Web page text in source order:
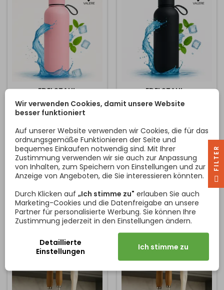
Behälters und sorgt dafür,
dass jeder Liter...
gesundheitlich...
EDELSTAHL
THERMOSKANNE TERMO
SOFT 500ML / ALTROSA
TERMO SOFT ist eine
Thermoskanne, die dank
ihrer Edelstahl-
Vakuumkonstruktion Ihre
Getränke zuverlässig heiß
oder kalt hält. Sie ist der
ideale Begleiter für den
Hause, bei der Arbeit und
bei Outdoor-Aktivitäten mit
der Familie. Die wichtigsten
Vorteile: Hochwertiger
gesundheitlich...
Preis
12,00 €
 In den Warenkorb
EDELSTAHL-
THERMOSKANNE TERMO
SOFT 500ML / SCHWARZ
Thermoskanne, die dank
ihrer Edelstahl-
Vakuumkonstruktion Ihre
Getränke zuverlässig heiß
oder kalt hält. Sie ist der
ideale Begleiter für den
Hause, bei der Arbeit und
bei Outdoor-Aktivitäten mit
der Familie. Die wichtigsten
Vorteile: Hochwertiger
Edelstahl - langlebig,
Preis
12,00 €
 In den Warenkorb
Wir verwenden Cookies, damit unsere Website
besser funktioniert
Auf unserer Website verwenden wir Cookies, die für das
ordnungsgemäße Funktionieren der Seite und
bequemes Einkaufen notwendig sind. Mit Ihrer
Zustimmung verwenden wir sie auch zur Anpassung
von Inhalten, zum Speichern von Einstellungen und zur
Anzeige von Angeboten, die Sie interessieren könnten.
Durch Klicken auf „Ich stimme zu" erlauben Sie auch
Marketing-Cookies und die Datenfreigabe an unsere
Partner für personalisierte Werbung. Sie können Ihre
Zustimmung jederzeit in den Einstellungen ändern.
Detaillierte
Einstellungen
Ich stimme zu
R